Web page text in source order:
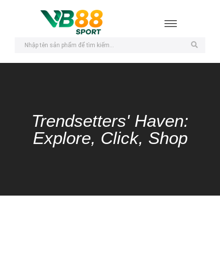
Trendsetters' Haven:
Explore, Click, Shop